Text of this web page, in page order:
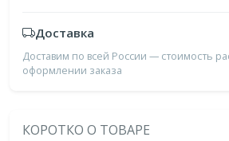
Доставка
Доставим по всей России — стоимость
оформлении заказа
КОРОТКО О ТОВАРЕ